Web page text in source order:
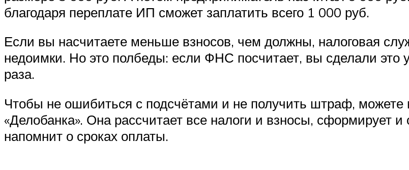
благодаря переплате ИП сможет заплатить всего 1 000 руб.
Если вы насчитаете меньше взносов, чем должны, налоговая
недоимки. Но это полбеды: если ФНС посчитает, вы сделали
раза.
Чтобы не ошибиться с подсчётами и не получить штраф, можете
«Делобанка». Она рассчитает все налоги и взносы, сформирует
напомнит о сроках оплаты.